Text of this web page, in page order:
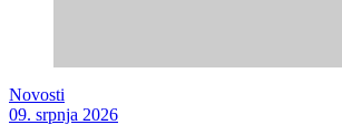
Novosti
09. srpnja 2026